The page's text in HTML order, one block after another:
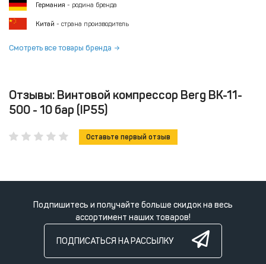
Германия - родина бренда
Китай - страна производитель
Смотреть все товары бренда
Отзывы: Винтовой компрессор Berg ВК-11-
500 - 10 бар (IP55)
Оставьте первый отзыв
Подпишитесь и получайте больше скидок на весь
ассортимент наших товаров!
ПОДПИСАТЬСЯ НА РАССЫЛКУ